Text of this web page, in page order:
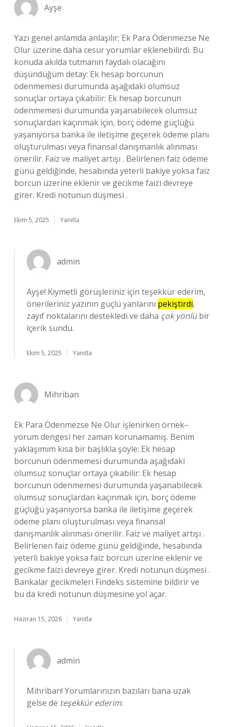
Ayşe
Yazı genel anlamda anlaşılır; Ek Para Ödenmezse Ne
Olur üzerine daha cesur yorumlar eklenebilirdi. Bu
konuda akılda tutmanın faydalı olacağını
düşündüğüm detay: Ek hesap borcunun
ödenmemesi durumunda aşağıdaki olumsuz
sonuçlar ortaya çıkabilir: Ek hesap borcunun
ödenmemesi durumunda yaşanabilecek olumsuz
sonuçlardan kaçınmak için, borç ödeme güçlüğü
yaşanıyorsa banka ile iletişime geçerek ödeme planı
oluşturulması veya finansal danışmanlık alınması
önerilir. Faiz ve maliyet artışı . Belirlenen faiz ödeme
günü geldiğinde, hesabında yeterli bakiye yoksa faiz
borcun üzerine eklenir ve gecikme faizi devreye
girer. Kredi notunun düşmesi .
Ekim 5, 2025 Yanıtla
admin
Ayşe! Kıymetli görüşleriniz için teşekkür ederim,
önerileriniz yazının güçlü yanlarını pekiştirdi,
zayıf noktalarını destekledi ve daha çok yönlübir
içerik sundu.
Ekim 5, 2025 Yanıtla
Mihriban
Ek Para Ödenmezse Ne Olur işlenirken örnek–
yorum dengesi her zaman korunamamış. Benim
yaklaşımım kısa bir başlıkla şöyle: Ek hesap
borcunun ödenmemesi durumunda aşağıdaki
olumsuz sonuçlar ortaya çıkabilir: Ek hesap
borcunun ödenmemesi durumunda yaşanabilecek
olumsuz sonuçlardan kaçınmak için, borç ödeme
güçlüğü yaşanıyorsa banka ile iletişime geçerek
ödeme planı oluşturulması veya finansal
danışmanlık alınması önerilir. Faiz ve maliyet artışı .
Belirlenen faiz ödeme günü geldiğinde, hesabında
yeterli bakiye yoksa faiz borcun üzerine eklenir ve
gecikme faizi devreye girer. Kredi notunun düşmesi .
Bankalar gecikmeleri Findeks sistemine bildirir ve
bu da kredi notunun düşmesine yol açar.
Haziran 15, 2026 Yanıtla
admin
Mihriban! Yorumlarınızın bazıları bana uzak
gelse de teşekkür ederim.